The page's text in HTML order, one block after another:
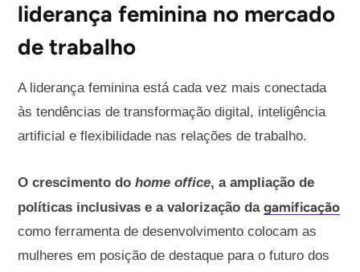
liderança feminina no mercado
de trabalho
A liderança feminina está cada vez mais conectada
às tendências de transformação digital, inteligência
artificial e flexibilidade nas relações de trabalho.
O crescimento do home office, a ampliação de
políticas inclusivas e a valorização da gamificação
como ferramenta de desenvolvimento colocam as
mulheres em posição de destaque para o futuro dos